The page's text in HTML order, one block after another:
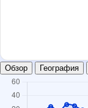
Обзор География